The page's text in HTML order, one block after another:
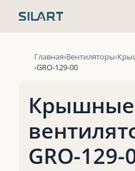
Главная Вентиляторы
GRO-129-00
Крышные
GRO-129-